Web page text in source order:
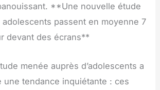
**Une nouvelle étude
passent en moyenne 7
devant des écrans**
menée auprès d’adolescents a
une tendance inquiétante : ces